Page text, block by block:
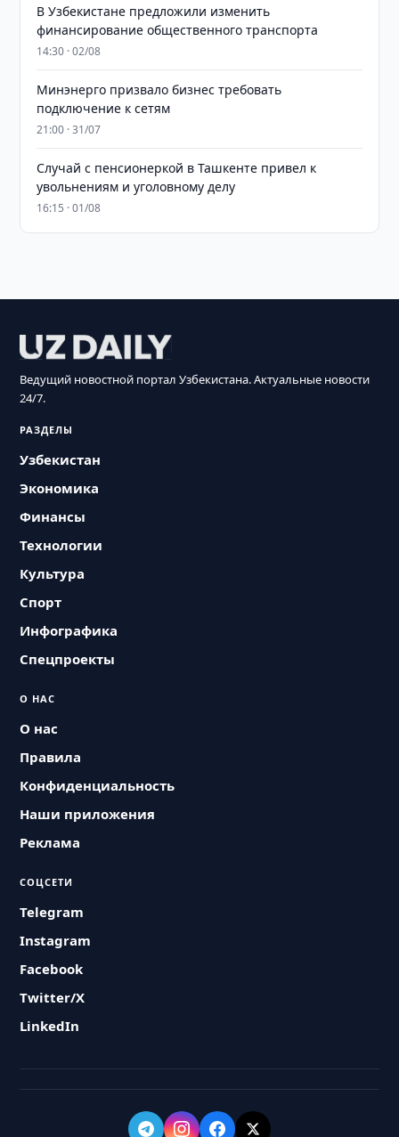
В Узбекистане предложили изменить
финансирование общественного транспорта
14:30 · 02/08
Минэнерго призвало бизнес требовать
подключение к сетям
21:00 · 31/07
Случай с пенсионеркой в Ташкенте привел к
увольнениям и уголовному делу
16:15 · 01/08
Ведущий новостной портал Узбекистана. Актуальные новости
24/7.
РАЗДЕЛЫ
Узбекистан
Экономика
Финансы
Технологии
Культура
Спорт
Инфографика
Спецпроекты
О НАС
О нас
Правила
Конфиденциальность
Наши приложения
Реклама
СОЦСЕТИ
Telegram
Instagram
Facebook
Twitter/X
LinkedIn